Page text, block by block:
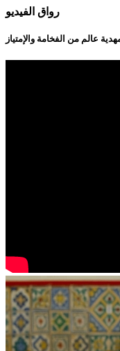
رواق الفيديو
عالم من الفخامة والإمتياز